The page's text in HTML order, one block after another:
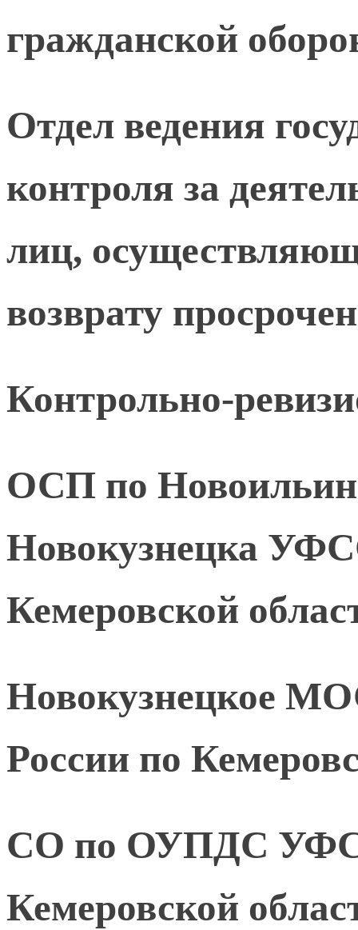
гражданской
Отдел ведения
контроля за
лиц,
возврату
Контрольно-
ОСП по
Новокузнецка
Кемеровской
Новокузнецкое
России по
СО по ОУПДС
Кемеровской